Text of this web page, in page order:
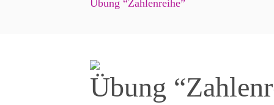
Übung “Zahlenreihe”
Übung